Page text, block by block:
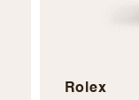
Rolex